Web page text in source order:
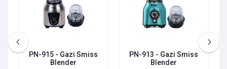
PN-915 - Gazi Smiss
Blender
PN-913 - Gazi Smiss
Blender